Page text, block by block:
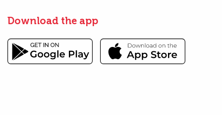
Download the app